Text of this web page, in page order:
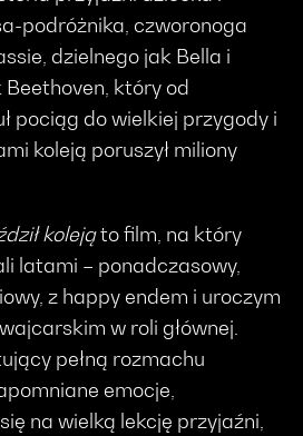
podróżnika, czworonoga
dzielnego jak Bella i
który od
pociąg do wielkiej przygody i
koleją poruszył miliony
kolejąto film, na który
latami – ponadczasowy,
z happy endem i uroczym
w roli głównej.
pełną rozmachu
emocje,
na wielką lekcję przyjaźni,